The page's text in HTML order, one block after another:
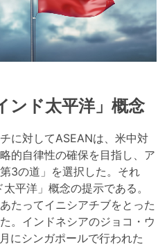
ンド太平洋」概念
に対してASEANは、米中対
的自律性の確保を目指し、ア
3の道」を選択した。それ
平洋」概念の提示である。
たってイニシアチブをとった
。インドネシアのジョコ・ウ
にシンガポールで行われた